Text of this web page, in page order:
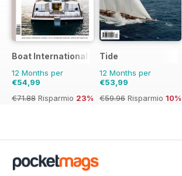
Boat International
12 Months per
€54,99
€71.88 Risparmio 23%
Tide
12 Months per
€53,99
€59.96 Risparmio 10%